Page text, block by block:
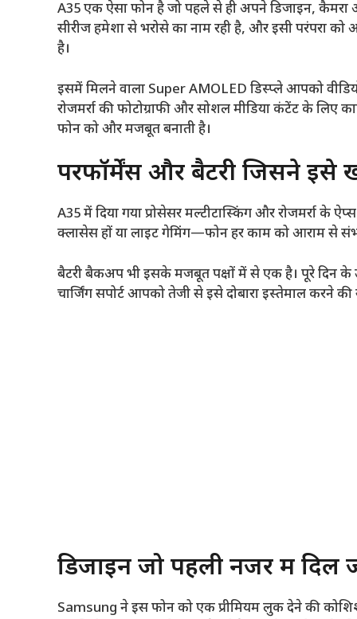
A35 एक ऐसा फोन है जो पहले से ही अपने डिजाइन, कैमरा
सीरीज हमेशा से भरोसे का नाम रही है, और इसी परंपरा
है।
इसमें मिलने वाला Super AMOLED डिस्प्ले आपको
रोजमर्रा की फोटोग्राफी और सोशल मीडिया कंटेंट के
फोन को और मजबूत बनाती है।
परफॉर्मेंस और बैटरी जिसने इसे
A35 में दिया गया प्रोसेसर मल्टीटास्किंग और रोजमर्रा के
क्लासेस हों या लाइट गेमिंग—फोन हर काम को आराम से
बैटरी बैकअप भी इसके मजबूत पक्षों में से एक है। पूरे दिन के
चार्जिंग सपोर्ट आपको तेजी से इसे दोबारा इस्तेमाल करने की
डिजाइन जो पहली नजर में दिल
Samsung ने इस फोन को एक प्रीमियम लुक देने की